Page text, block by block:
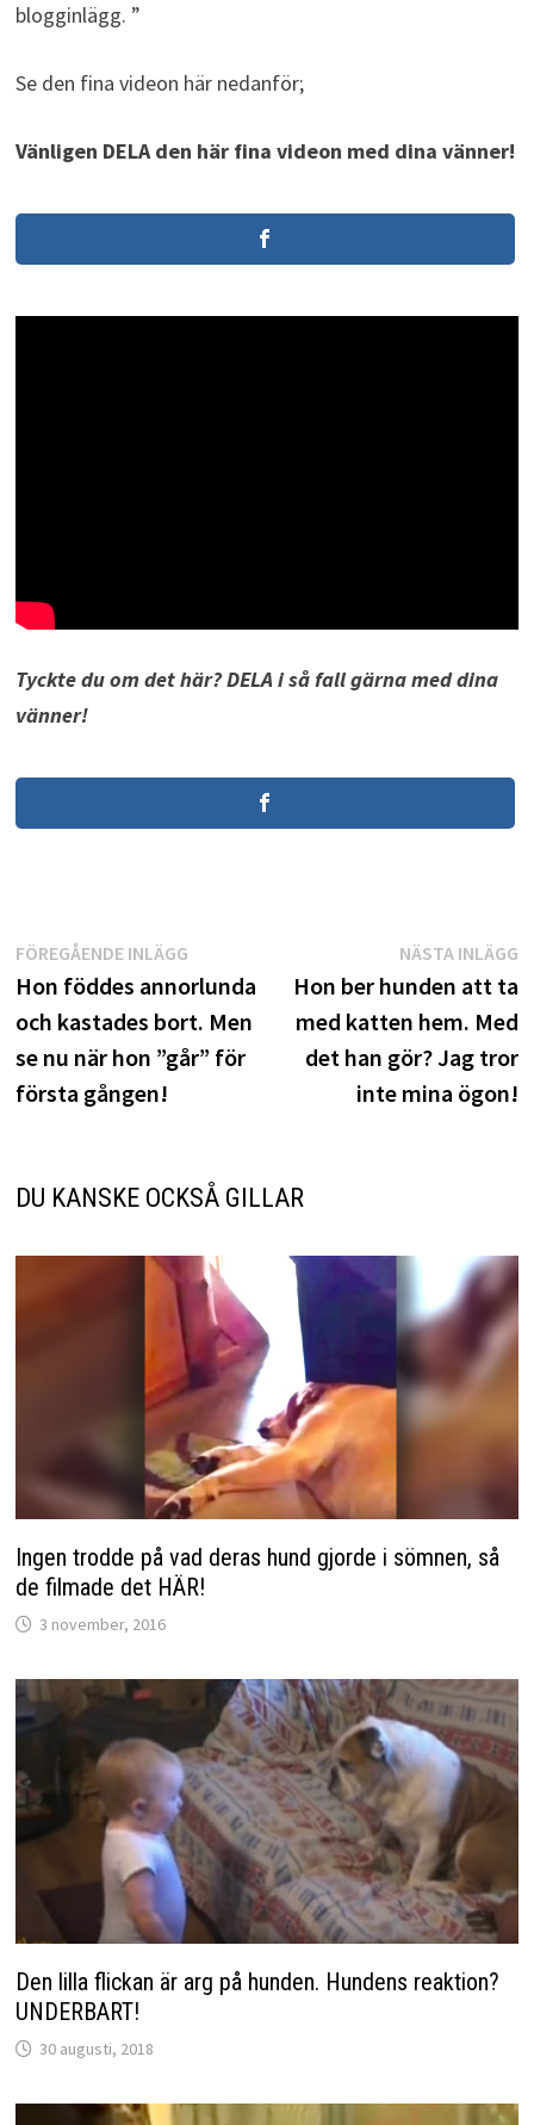
blogginlägg. ”
Se den fina videon här nedanför;
Vänligen DELA den här fina videon med dina vänner!
Tyckte du om det här? DELA i så fall gärna med dina
vänner!
Inläggsnavigering
FÖREGÅENDE INLÄGGFöregående
inlägg:
Hon föddes annorlunda
och kastades bort. Men
se nu när hon ”går” för
första gången!
NÄSTA INLÄGG
Hon ber hunden att ta
med katten hem. Med
det han gör? Jag tror
inte mina ögon!
DU KANSKE OCKSÅ GILLAR
Ingen trodde på vad deras hund gjorde i sömnen, så
de filmade det HÄR!
3 november, 2016
Den lilla flickan är arg på hunden. Hundens reaktion?
UNDERBART!
30 augusti, 2018